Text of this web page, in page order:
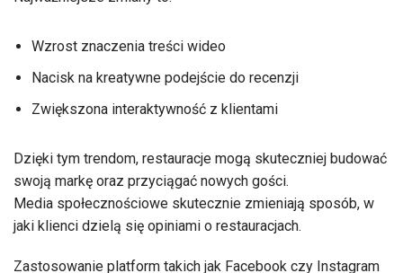
Wzrost znaczenia treści wideo
Nacisk na kreatywne podejście do recenzji
Zwiększona interaktywność z klientami
Dzięki tym trendom, restauracje mogą skuteczniej budować
swoją markę oraz przyciągać nowych gości.
Media społecznościowe skutecznie zmieniają sposób, w
jaki klienci dzielą się opiniami o restauracjach.
Zastosowanie platform takich jak Facebook czy Instagram